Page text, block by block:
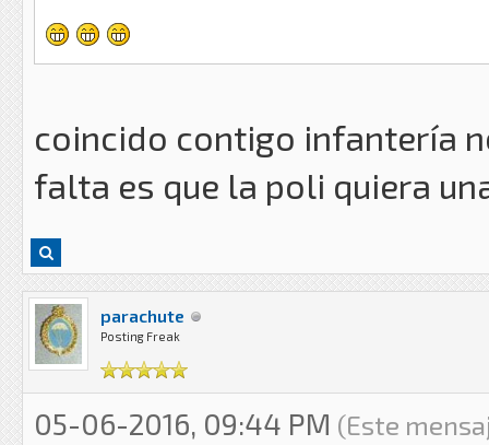
coincido contigo infantería
falta es que la poli quiera
parachute
Posting Freak
05-06-2016, 09:44 PM (Este